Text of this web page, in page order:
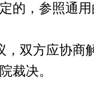
的，参照通
，双方应协商
裁决。